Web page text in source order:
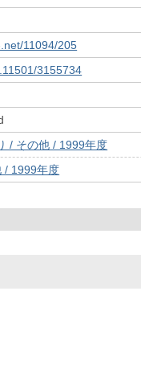
11094/205
3155734
/ その他 / 1999年度
/ 1999年度